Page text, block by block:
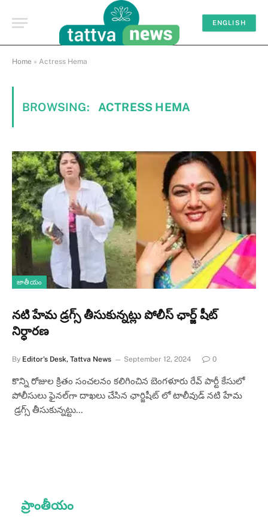
ENGLISH
Home » Actress Hema
BROWSING: ACTRESS HEMA
జాతీయం
నటి హేమ డ్రగ్స్ తీసుకున్నట్లు పోలీస్ ఛార్జ్ షీట్
నిర్ధారణ
By Editor's Desk, Tattva News September 12, 2024 0
కొన్ని రోజుల క్రితం సంచలనం కలిగించిన బెంగళూరు రేవ్ పార్టీ కేసులో
పోలీసులు ఫైనల్‌గా దాఖలు చేసిన ఛార్జిషీట్‌ లో టాలీవుడ్‌ నటి హేమ
డ్రగ్స్‌ తీసుకున్నట్టు…
ప్రాంతీయం